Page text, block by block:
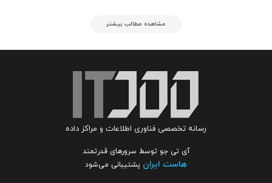
مشاهده مطالب بیشتر
رسانه تخصصی فناوری اطلاعات و مراکز داده
آی تی جو توسط سرورهای قدرتمند
هاست ایران پشتیبانی می‌شود